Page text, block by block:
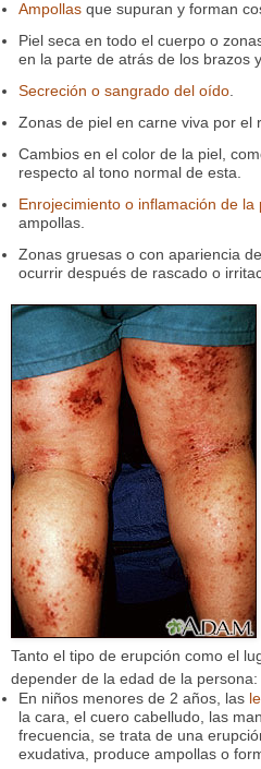
Ampollas que supuran y forman
Piel seca en todo el cuerpo o
en la parte de atrás de los brazos
Secreción o sangrado del oído
Zonas de piel en carne viva por el
Cambios en el color de la piel,
respecto al tono normal de esta.
Enrojecimiento o inflamación de la
ampollas.
Zonas gruesas o con apariencia
ocurrir después de rascado o
Tanto el tipo de erupción como el
depender de la edad de la persona:
En niños menores de 2 años, las
la cara, el cuero cabelludo, las
frecuencia, se trata de una
exudativa, produce ampollas o